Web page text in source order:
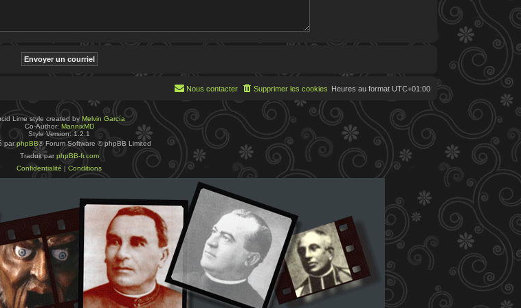
Heures au format UTC+01:00
Supprimer les cookies
Nous contacter
Lime style created by Melvin García
Co-Author: MannixMD
Style Version: 1.2.1
parphpBB® Forum Software © phpBB Limited
Traduit par phpBB-fr.com
Confidentialité | Conditions